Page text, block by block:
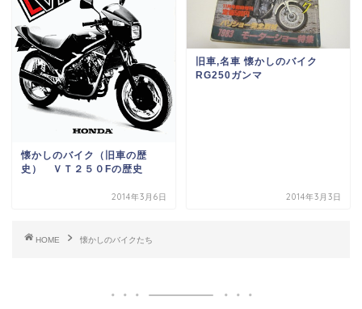
懐かしのバイク（旧車の歴
史） ＶＴ２５０Fの歴史
2014年3月6日
旧車,名車 懐かしのバイク
RG250ガンマ
2014年3月3日
HOME 懐かしのバイクたち